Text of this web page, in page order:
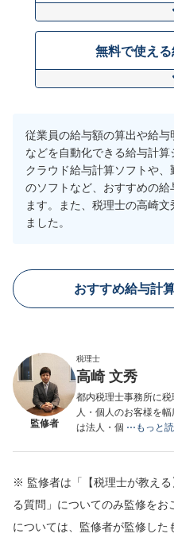
無料で使え
従業員の給与額の算出や給
などを自動化できる給与計
クラウド給与計算ソフトや
のソフトなど、おすすめの
ます。また、税理士の高崎
ました。
おすすめ給与計
監修者
税理士
高崎 文秀
都内税理士事務所に
人・個人のお客様を
は法人・個 ⋯もっと
※ 監修者は「【税理士が教え
る質問」についてのみ監修を
については、監修者が監修した